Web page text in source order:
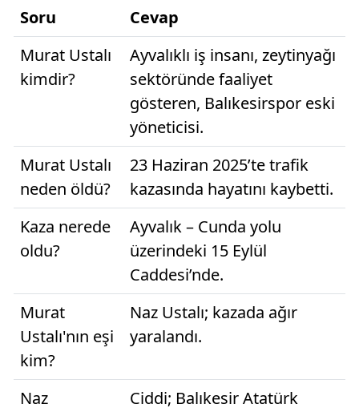
Soru
Cevap
Murat Ustalı
kimdir?
Ayvalıklı iş insanı, zeytinyağı
sektöründe faaliyet
gösteren, Balıkesirspor eski
yöneticisi.
Murat Ustalı
neden öldü?
23 Haziran 2025’te trafik
kazasında hayatını kaybetti.
Kaza nerede
oldu?
Ayvalık – Cunda yolu
üzerindeki 15 Eylül
Caddesi’nde.
Murat
Ustalı'nın eşi
kim?
Naz Ustalı; kazada ağır
yaralandı.
Naz
Ciddi; Balıkesir Atatürk